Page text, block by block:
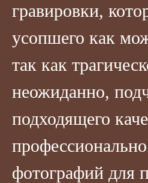
гравировки,
усопшего как
так как
неожиданно,
подходящего
фотографий для